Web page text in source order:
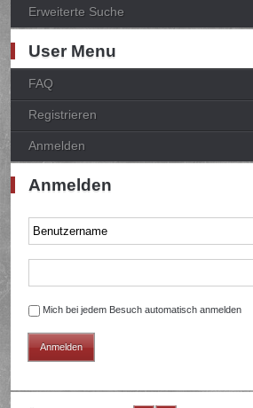
Erweiterte Suche
User Menu
FAQ
Registrieren
Anmelden
Anmelden
Mich bei jedem Besuch automatisch anmelden